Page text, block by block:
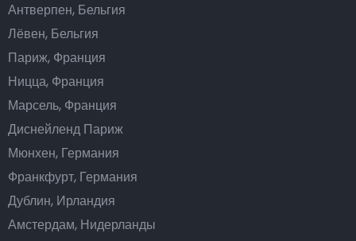
Антверпен, Бельгия
Лёвен, Бельгия
Париж, Франция
Ницца, Франция
Марсель, Франция
Диснейленд Париж
Мюнхен, Германия
Франкфурт, Германия
Дублин, Ирландия
Амстердам, Нидерланды